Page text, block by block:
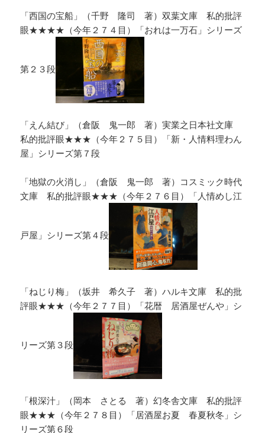
「西国の宝船」（千野 隆司 著）双葉文庫 私的批評
眼★★★★（今年２７４目）「おれは一万石」シリーズ
第２３段
「えん結び」（倉阪 鬼一郎 著）実業之日本社文庫
私的批評眼★★★（今年２７５目）「新・人情料理わん
屋」シリーズ第７段
「地獄の火消し」（倉阪 鬼一郎 著）コスミック時代
文庫 私的批評眼★★★（今年２７６目）「人情めし江
戸屋」シリーズ第４段
「ねじり梅」（坂井 希久子 著）ハルキ文庫 私的批
評眼★★★（今年２７７目）「花暦 居酒屋ぜんや」シ
リーズ第３段
「根深汁」（岡本 さとる 著）幻冬舎文庫 私的批評
眼★★★（今年２７８目）「居酒屋お夏 春夏秋冬」シ
リーズ第６段